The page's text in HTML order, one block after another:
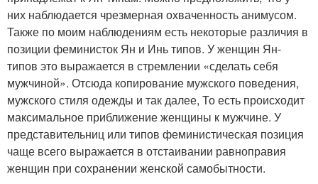
них наблюдается чрезмерная охваченность анимусом.
Также по моим наблюдениям есть некоторые различия в
позиции феминисток Ян и Инь типов. У женщин Ян-
типов это выражается в стремлении «сделать себя
мужчиной». Отсюда копирование мужского поведения,
мужского стиля одежды и так далее, То есть происходит
максимальное приближение женщины к мужчине. У
представительниц или типов феминистическая позиция
чаще всего выражается в отстаивании равноправия
женщин при сохранении женской самобытности.